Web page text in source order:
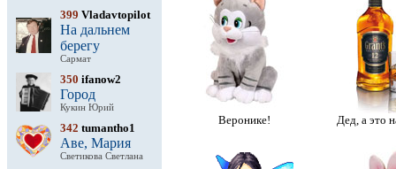
399 Vladavtopilot
На дальнем
берегу
Сармат
350 ifanow2
Город
Кукин Юрий
342 tumantho1
Аве, Мария
Светикова Светлана
Веронике! Дед, а это